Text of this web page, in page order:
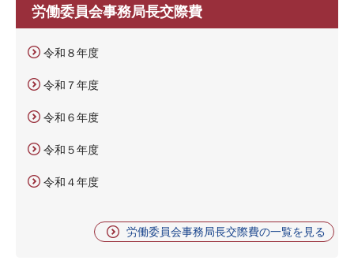
労働委員会事務局長交際費
令和８年度
令和７年度
令和６年度
令和５年度
令和４年度
労働委員会事務局長交際費の一覧を見る